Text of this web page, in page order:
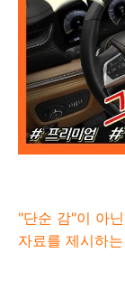
"단순 감"이 아
자료를 제시하는